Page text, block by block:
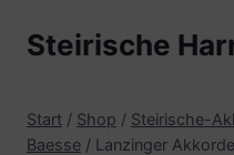
InhaltSteirische
Start / Shop / Steirische-
Baesse / Lanzinger